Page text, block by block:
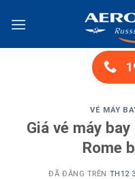
đến
VÉ MÁY
Giá vé máy
Rome
ĐÃ ĐĂNG TRÊN TH12